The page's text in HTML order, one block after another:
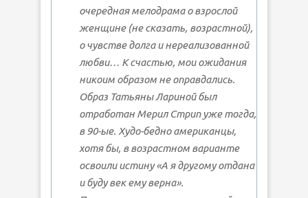
очередная мелодрама о взрослой
женщине (не сказать, возрастной),
о чувстве долга и нереализованной
любви… К счастью, мои ожидания
никоим образом не оправдались.
Образ Татьяны Лариной был
отработан Мерил Стрип уже тогда,
в 90-ые. Худо-бедно американцы,
хотя бы, в возрастном варианте
освоили истину «А я другому отдана
и буду век ему верна».